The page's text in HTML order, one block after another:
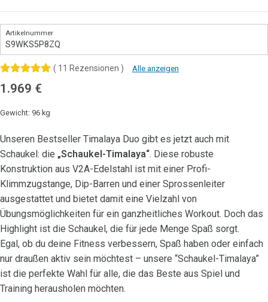
S9WKS5P8ZQ
( 11 Rezensionen ) Alle anzeigen
1.969 €
Gewicht: 96 kg
Unseren Bestseller Timalaya Duo gibt es jetzt auch mit
Schaukel: die „Schaukel-Timalaya“. Diese robuste
Konstruktion aus V2A-Edelstahl ist mit einer Profi-
Klimmzugstange, Dip-Barren und einer Sprossenleiter
ausgestattet und bietet damit eine Vielzahl von
Übungsmöglichkeiten für ein ganzheitliches Workout. Doch das
Highlight ist die Schaukel, die für jede Menge Spaß sorgt.
Egal, ob du deine Fitness verbessern, Spaß haben oder einfach
nur draußen aktiv sein möchtest – unsere “Schaukel-Timalaya”
ist die perfekte Wahl für alle, die das Beste aus Spiel und
Training herausholen möchten.